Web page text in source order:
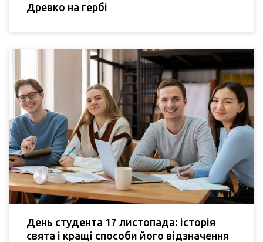
Древко на гербі
День студента 17 листопада: історія
свята і кращі способи його відзначення